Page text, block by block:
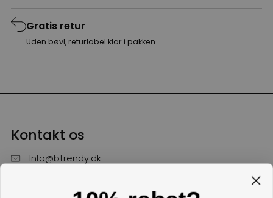
Gratis retur
Uden bøvl, returlabel klar i pakken
Kontakt os
Info@btrendy.dk